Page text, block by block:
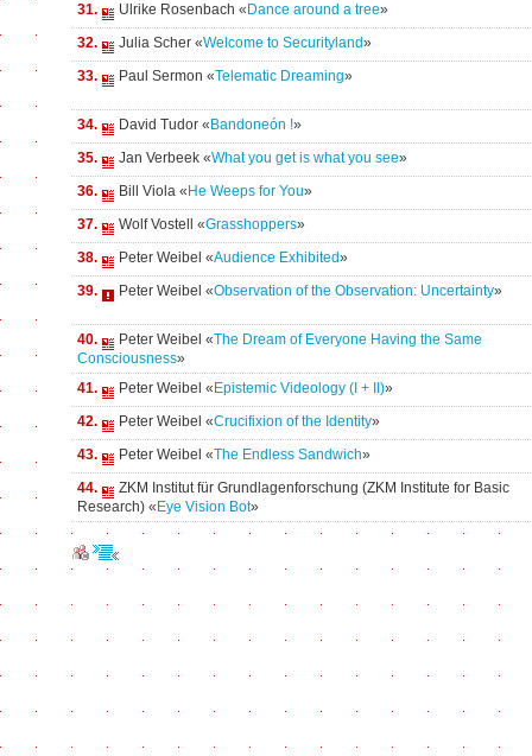
31.
Ulrike Rosenbach « Dance around a tree»
32.
Julia Scher «Welcome to Securityland»
33.
Paul Sermon «Telematic Dreaming»
34. David Tudor « Bandoneón !»
35.
Jan Verbeek «What you get is what you see»
36.
Bill Viola « He Weeps for You»
37.
Wolf Vostell «Grasshoppers»
38.
Peter Weibel «Audience Exhibited»
39.
Peter Weibel «Observation of the Observation: Uncertainty»
40. Peter Weibel «The Dream of Everyone Having the Same
Consciousness»
41.
Peter Weibel « Epistemic Videology (I + II)»
42.
Peter Weibel «Crucifixion of the Identity»
43.
Peter Weibel «The Endless Sandwich»
44.
ZKM Institut für Grundlagenforschung (ZKM Institute for Basic
Research) « Eye Vision Bot»